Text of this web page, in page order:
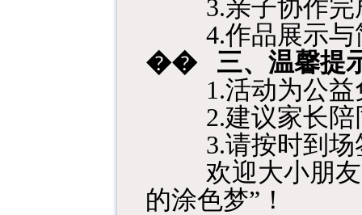
3.亲子协作
4.作品展示
��
三、 温馨提
1.活动为公
2.建议家长
3.请按时到
欢迎大小朋
的涂色梦”！